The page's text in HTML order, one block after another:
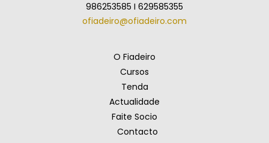
986253585 I 629585355
ofiadeiro@ofiadeiro.com
O Fiadeiro
Cursos
Tenda
Actualidade
Faite Socio
Contacto